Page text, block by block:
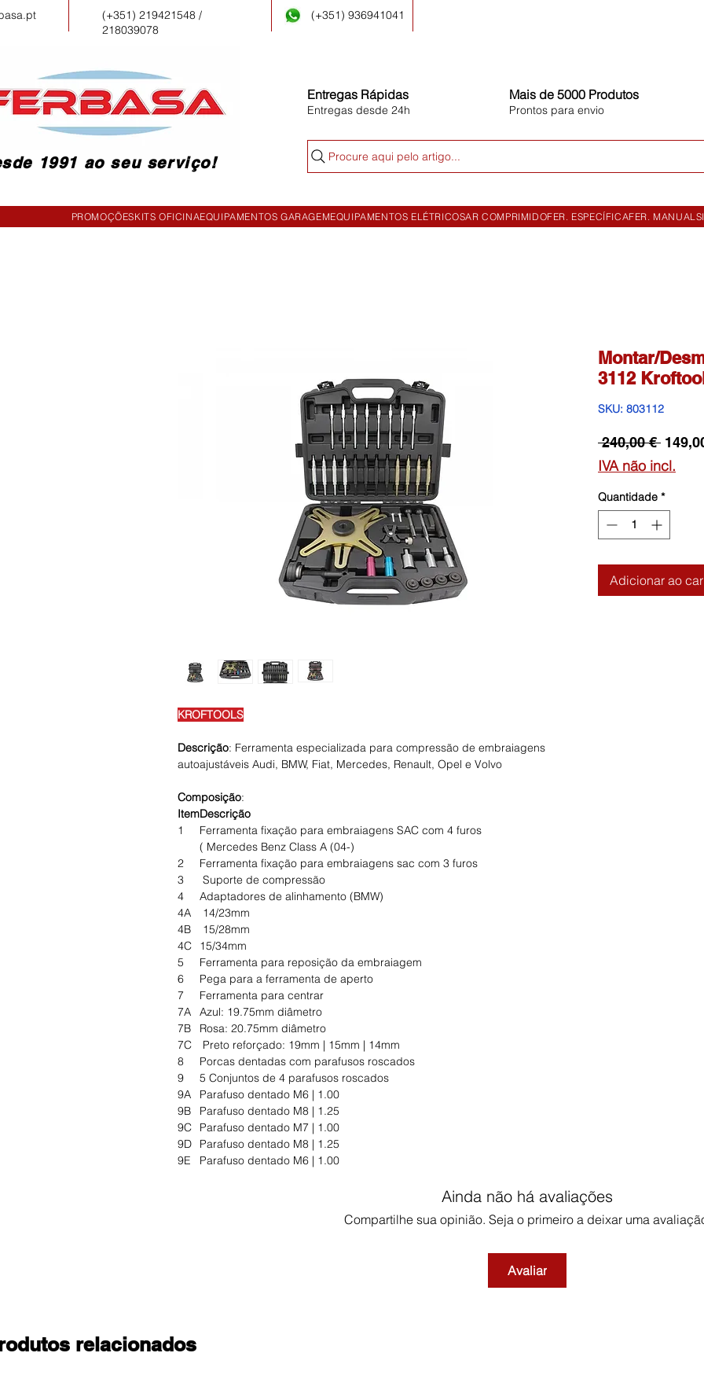
(+351) 219421548 /
218039078
(+351) 936941041
1991 ao seu serviço!
Entregas Rápidas
Entregas desde 24h
Mais de 5000 Produtos
Prontos para envio
Procure aqui pelo artigo...
PROMOÇÕESKITS OFICINAEQUIPAMENTOS GARAGEMEQUIPAMENTOS ELÉTRICOSAR COMPRIMIDOFER. ESPECÍFICAFER. MANUAL
KROFTOOLS
Descrição: Ferramenta especializada para compressão de embraiagens
autoajustáveis Audi, BMW, Fiat, Mercedes, Renault, Opel e Volvo
Composição:
ItemDescrição
1
Ferramenta fixação para embraiagens SAC com 4 furos
( Mercedes Benz Class A (04-)
2
Ferramenta fixação para embraiagens sac com 3 furos
3
Suporte de compressão
4
Adaptadores de alinhamento (BMW)
4A
14/23mm
4B
15/28mm
4C
15/34mm
5
Ferramenta para reposição da embraiagem
6
Pega para a ferramenta de aperto
7
Ferramenta para centrar
7A
Azul: 19.75mm diâmetro
7B
Rosa: 20.75mm diâmetro
7C
Preto reforçado: 19mm | 15mm | 14mm
8
Porcas dentadas com parafusos roscados
9
5 Conjuntos de 4 parafusos roscados
9A
Parafuso dentado M6 | 1.00
9B
Parafuso dentado M8 | 1.25
9C
Parafuso dentado M7 | 1.00
9D
Parafuso dentado M8 | 1.25
9E
Parafuso dentado M6 | 1.00
Montar/
3112
SKU: 803112
240,00 € Preço
IVA não incl.
Quantidade *
Adicionar ao
Ainda não há avaliações
Compartilhe sua opinião. Seja o primeiro a deixar uma
Avaliar
relacionados